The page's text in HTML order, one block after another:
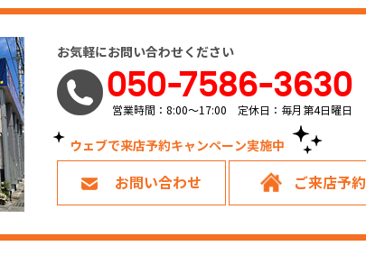
お気軽にお問い合わせください
050-7586-3630
営業時間：8:00～17:00 定休日：毎月第4日曜日
ウェブで来店予約キャンペーン実施中！
お問い合わせ ご来店予約